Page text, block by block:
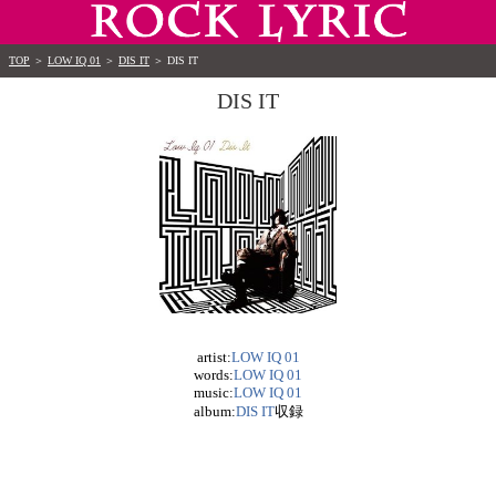
TOP ＞ LOW IQ 01 ＞ DIS IT ＞ DIS IT
DIS IT
artist:LOW IQ 01
words:LOW IQ 01
music:LOW IQ 01
album:DIS IT収録